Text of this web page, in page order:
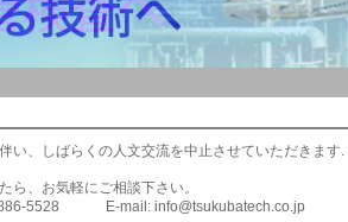
い、しばらくの人文交流を中止させていただきます.
ら、お気軽にご相談下さい。
886-5528 E-mail: info@tsukubatech.co.jp